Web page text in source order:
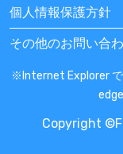
個人情報保護方針
その他のお問い合
※Internet Explorer
Copyright